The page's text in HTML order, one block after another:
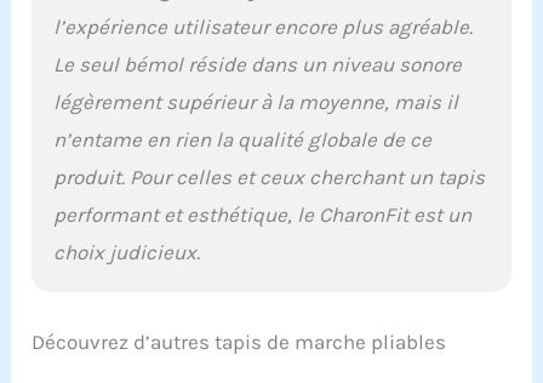
l’expérience utilisateur encore plus agréable.
Le seul bémol réside dans un niveau sonore
légèrement supérieur à la moyenne, mais il
n’entame en rien la qualité globale de ce
produit. Pour celles et ceux cherchant un tapis
performant et esthétique, le CharonFit est un
choix judicieux.
Découvrez d’autres tapis de marche pliables